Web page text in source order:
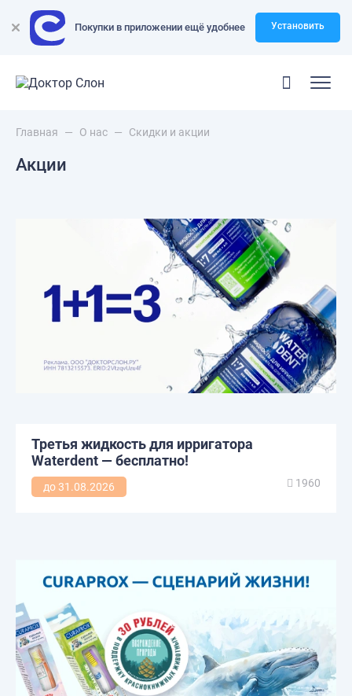
Покупки в приложении ещё удобнее Установить
Главная — О нас — Скидки и акции
Акции
Третья жидкость для ирригатора
Waterdent — бесплатно!
до 31.08.2026 1960